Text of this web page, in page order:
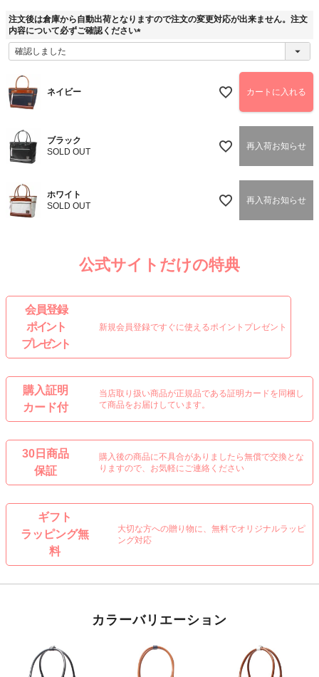
注文後は倉庫から自動出荷となりますので注文の変更対応が出来ません。注文
内容について必ずご確認ください
(
ネイビー
カートに入れる
ブラック
SOLD OUT
再入荷お知らせ
ホワイト
SOLD OUT
再入荷お知らせ
公式サイトだけの特典
会 員 登 録
ポイント
プレゼント
新規会員登録ですぐに使えるポイントプレゼント
購入証明
カード付
当店取り扱い商品が正規品である証明カードを同梱し
て商品をお届けしています。
30日商品
保証
購入後の商品に不具合がありましたら無償で交換とな
りますので、お気軽にご連絡ください
ギフト
ラッピング無
料
大切な方への贈り物に、無料でオリジナルラッピ
ング対応
カラーバリエーション